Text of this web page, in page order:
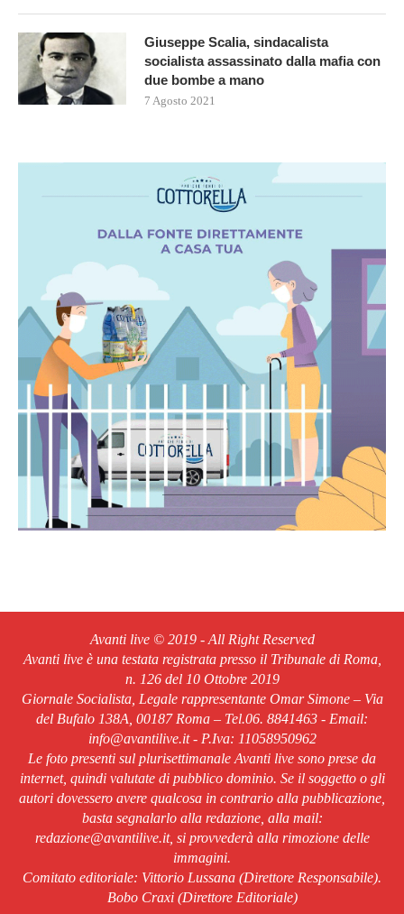
Giuseppe Scalia, sindacalista
socialista assassinato dalla mafia con
due bombe a mano
7 Agosto 2021
Avanti live © 2019 - All Right Reserved
Avanti live è una testata registrata presso il Tribunale di Roma,
n. 126 del 10 Ottobre 2019
Giornale Socialista, Legale rappresentante Omar Simone – Via
del Bufalo 138A, 00187 Roma – Tel.06. 8841463 - Email:
info@avantilive.it - P.Iva: 11058950962
Le foto presenti sul plurisettimanale Avanti live sono prese da
internet, quindi valutate di pubblico dominio. Se il soggetto o gli
autori dovessero avere qualcosa in contrario alla pubblicazione,
basta segnalarlo alla redazione, alla mail:
redazione@avantilive.it, si provvederà alla rimozione delle
immagini.
Comitato editoriale: Vittorio Lussana (Direttore Responsabile).
Bobo Craxi (Direttore Editoriale)